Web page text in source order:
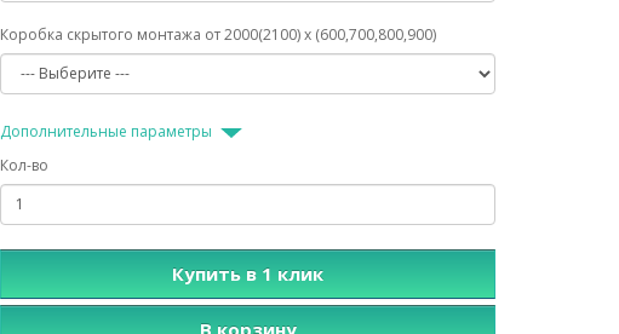
Коробка скрытого монтажа от 2000(2100) х (600,700,800,900)
Дополнительные параметры
Кол-во
Купить в 1 клик
В корзину